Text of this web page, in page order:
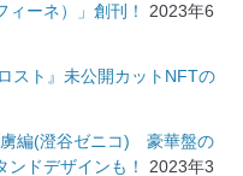
ーネ）」創刊！
2023年6
スト』未公開カットNFTの
虜編(澄谷ゼニコ) 豪華盤の
ドデザインも！
2023年3